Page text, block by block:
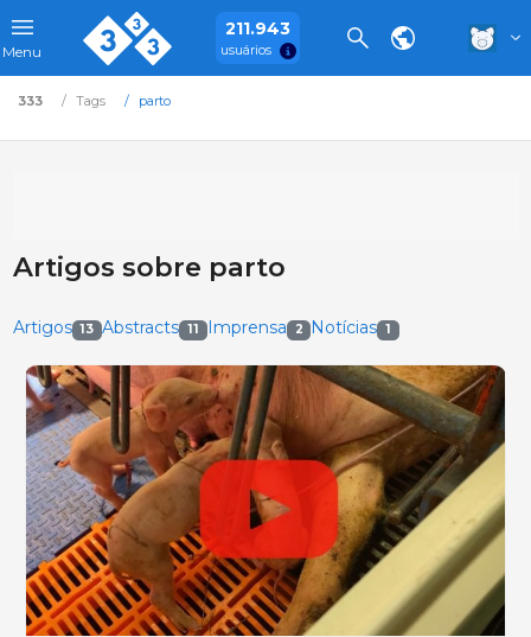
Menu
211.943
usuários
333 Tags parto
Artigos sobre parto
Artigos 13 Abstracts 11 Imprensa 2 Notícias 1